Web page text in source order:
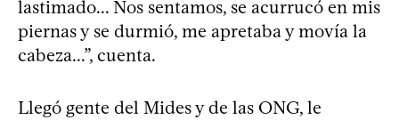
lastimado... Nos sentamos, se acurrucó en mis
piernas y se durmió, me apretaba y movía la
cabeza...”, cuenta.
Llegó gente del Mides y de las ONG, le